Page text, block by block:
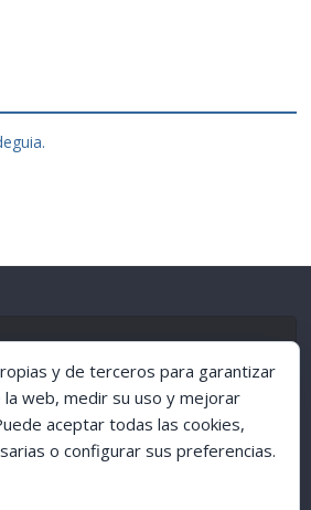
DE PRIVACIDAD
y de terceros para garantizar
web, medir su uso y mejorar
aceptar todas las cookies,
o configurar sus preferencias.